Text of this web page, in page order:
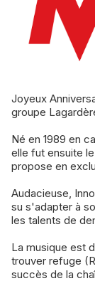
Joyeux Anniversaire MCM ! La chaîne musicale historique du
groupe
Né en 1989 en
elle fut ensuite
propose en
Audacieuse,
su s'adapter à
les talents de
La musique est
trouver refuge
succès de la